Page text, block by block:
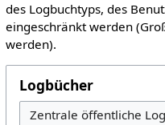
des Logbuchtyps, des
eingeschränkt werden
werden).
Logbücher